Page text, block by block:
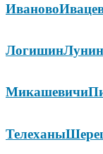
Иваново
Логишин
Микашевичи
Телеханы